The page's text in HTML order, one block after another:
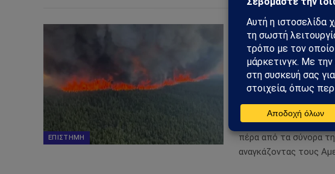
ΕΠΙΣΤΉΜΗ
Ο καπνός των
“απειλή για
να έχει
ειδικοί
Οι πυρκαγιές που
πέρα από τα σύνορα
αναγκάζοντας τους